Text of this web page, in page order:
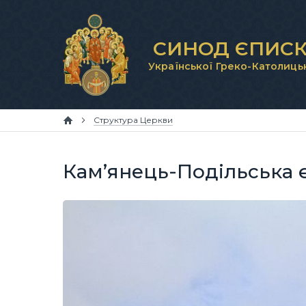
СИНОД
Української Греко-
Структура Церкви
Кам’янець-Подільська